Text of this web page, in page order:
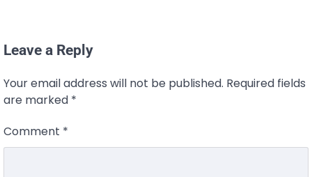
Leave a Reply
Your email address will not be published. Required fields
are marked *
Comment *